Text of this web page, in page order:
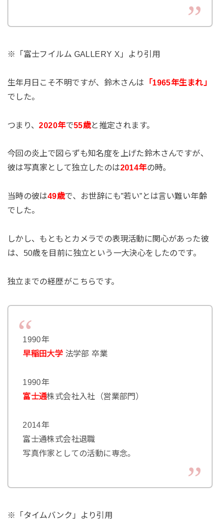
※「富士フイルム GALLERY X」より引用
生年月日こそ不明ですが、鈴木さんは 「1965年生まれ」
でした。
つまり、2020年で55歳と推定されます。
今回の炎上で図らずも知名度を上げた鈴木さんですが、
彼は写真家として独立したのは2014年の時。
当時の彼は49歳で、お世辞にも”若い”とは言い難い年齢
でした。
しかし、もともとカメラでの表現活動に関心があった彼
は、50歳を目前に独立という一大決心をしたのです。
独立までの経歴がこちらです。
1990年
早稲田大学 法学部 卒業
1990年
富士通株式会社入社（営業部門）
2014年
富士通株式会社退職
写真作家としての活動に専念。
※「タイムバンク」より引用